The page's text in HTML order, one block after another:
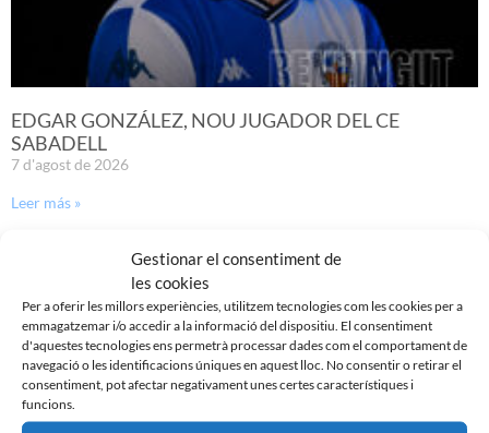
Gestionar el consentiment de
les cookies
Per a oferir les millors experiències, utilitzem tecnologies com les cookies per a
emmagatzemar i/o accedir a la informació del dispositiu. El consentiment
d'aquestes tecnologies ens permetrà processar dades com el comportament de
navegació o les identificacions úniques en aquest lloc. No consentir o retirar el
consentiment, pot afectar negativament unes certes característiques i
funcions.
EDGAR GONZÁLEZ, NOU JUGADOR DEL CE
SABADELL
7 d'agost de 2026
Leer más »